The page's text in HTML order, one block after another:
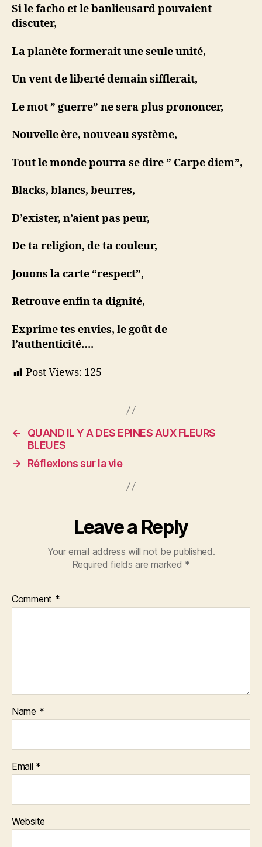
Si le facho et le banlieusard pouvaient
discuter,
La planète formerait une seule unité,
Un vent de liberté demain sifflerait,
Le mot ” guerre” ne sera plus prononcer,
Nouvelle ère, nouveau système,
Tout le monde pourra se dire ” Carpe diem”,
Blacks, blancs, beurres,
D’exister, n’aient pas peur,
De ta religion, de ta couleur,
Jouons la carte “respect”,
Retrouve enfin ta dignité,
Exprime tes envies, le goût de
l’authenticité….
Post Views: 125
←
QUAND IL Y A DES EPINES AUX FLEURS
BLEUES
→
Réflexions sur la vie
Leave a Reply
Your email address will not be published.
Required fields are marked *
Comment *
Name *
Email *
Website